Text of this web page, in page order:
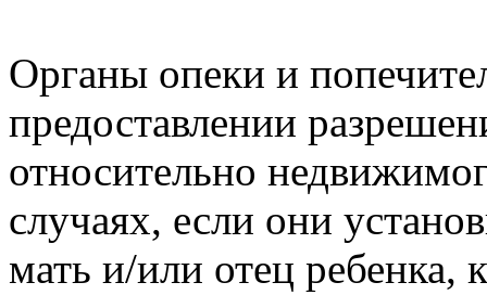
Органы опеки и
предоставлении
относительно
случаях, если они
мать и/или отец ребенка,